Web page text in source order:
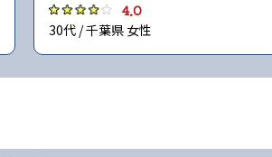
4.0
30代 / 千葉県 女性